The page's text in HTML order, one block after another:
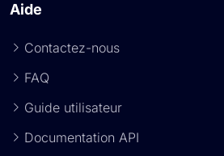
Aide
Contactez-nous
FAQ
Guide utilisateur
Documentation API